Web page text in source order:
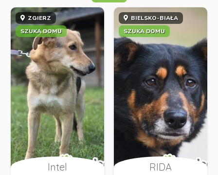
ZGIERZ
SZUKA DOMU
Intel
BIELSKO-BIAŁA
SZUKA DOMU
RIDA